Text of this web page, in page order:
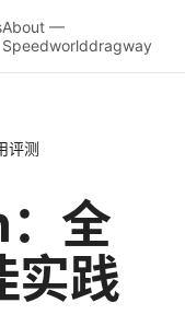
About —
Speedworlddragway
评测
全
实践